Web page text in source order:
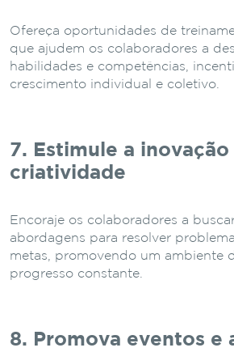
Ofereça oportunidades de
que ajudem os colaboradores a
habilidades e competências,
crescimento individual e coletivo.
7. Estimule a inovação
criatividade
Encoraje os colaboradores a
abordagens para resolver
metas, promovendo um ambiente
progresso constante.
8. Promova eventos e